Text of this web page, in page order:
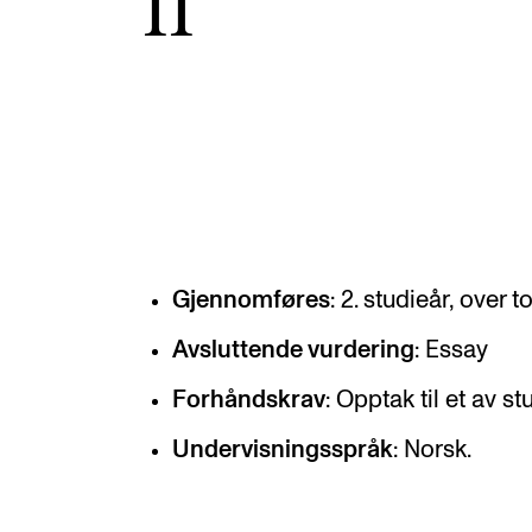
Internasjonal strategi
Gjennomføres: 2. studieår, over
Avsluttende vurdering: Essay
Forhåndskrav: Opptak til et av
Undervisningsspråk: Norsk.